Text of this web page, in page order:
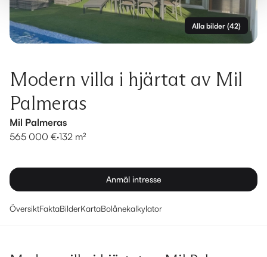
Alla bilder (42)
Modern villa i hjärtat av Mil
Palmeras
Mil Palmeras
565 000 €·132 m²
Anmäl intresse
ÖversiktFaktaBilderKartaBolånekalkylator